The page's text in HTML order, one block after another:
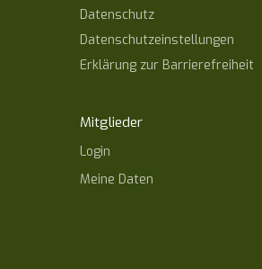
Datenschutz
Datenschutzeinstellungen
Erklärung zur Barrierefreiheit
Mitglieder
Login
Meine Daten